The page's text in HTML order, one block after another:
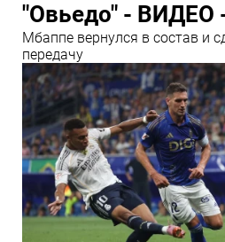
"Овьедо" -
Мбаппе вернулся в состав и
передачу